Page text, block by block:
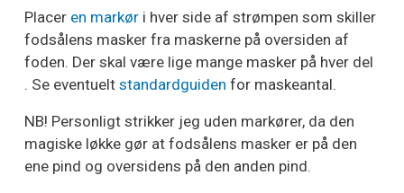
Placer en markør i hver side af strømpen som skiller
fodsålens masker fra maskerne på oversiden af
foden. Der skal være lige mange masker på hver del
. Se eventuelt standardguiden for maskeantal.
NB! Personligt strikker jeg uden markører, da den
magiske løkke gør at fodsålens masker er på den
ene pind og oversidens på den anden pind.